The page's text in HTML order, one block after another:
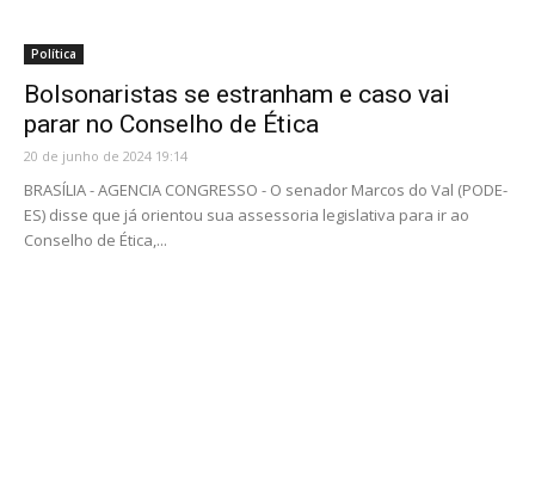
Política
Bolsonaristas se estranham e caso vai
parar no Conselho de Ética
20 de junho de 2024 19:14
BRASÍLIA - AGENCIA CONGRESSO - O senador Marcos do Val (PODE-
ES) disse que já orientou sua assessoria legislativa para ir ao
Conselho de Ética,...